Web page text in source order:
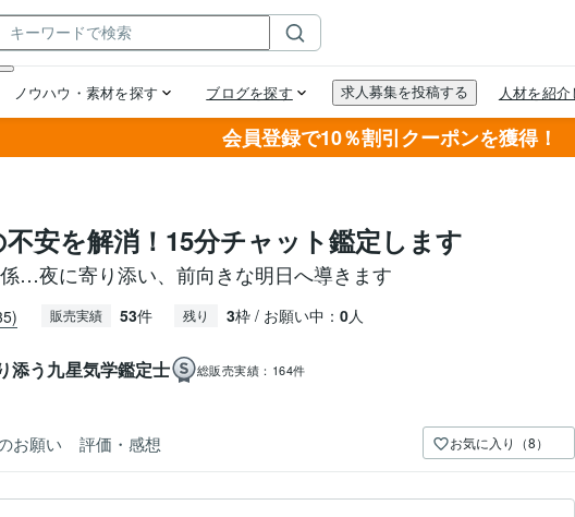
会員登録で10％割引クーポンを獲得！
安を解消！15分チャット鑑定します
…夜に寄り添い、前向きな明日へ導きます
販売実績 53件 残り 3枠 / お願い中： 0人
添う九星気学鑑定士 総販売実績： 164件
お願い 評価・感想 お気に入り（8）